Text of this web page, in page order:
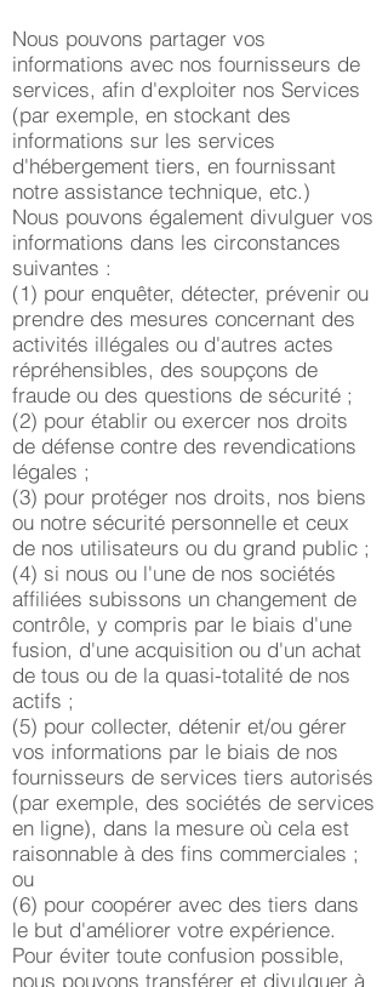
Nous pouvons partager vos
informations avec nos fournisseurs de
services, afin d'exploiter nos Services
(par exemple, en stockant des
informations sur les services
d'hébergement tiers, en fournissant
notre assistance technique, etc.)
Nous pouvons également divulguer vos
informations dans les circonstances
suivantes :
(1) pour enquêter, détecter, prévenir ou
prendre des mesures concernant des
activités illégales ou d'autres actes
répréhensibles, des soupçons de
fraude ou des questions de sécurité ;
(2) pour établir ou exercer nos droits
de défense contre des revendications
légales ;
(3) pour protéger nos droits, nos biens
ou notre sécurité personnelle et ceux
de nos utilisateurs ou du grand public ;
(4) si nous ou l'une de nos sociétés
affiliées subissons un changement de
contrôle, y compris par le biais d'une
fusion, d'une acquisition ou d'un achat
de tous ou de la quasi-totalité de nos
actifs ;
(5) pour collecter, détenir et/ou gérer
vos informations par le biais de nos
fournisseurs de services tiers autorisés
(par exemple, des sociétés de services
en ligne), dans la mesure où cela est
raisonnable à des fins commerciales ;
ou
(6) pour coopérer avec des tiers dans
le but d'améliorer votre expérience.
Pour éviter toute confusion possible,
nous pouvons transférer et divulguer à